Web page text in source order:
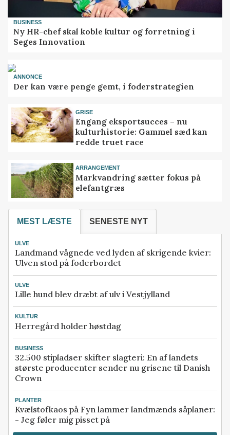
BUSINESS
Ny HR-chef skal koble kultur og forretning i
Seges Innovation
ANNONCE
Der kan være penge gemt, i foderstrategien
GRISE
Engang eksportsucces – nu
kulturhistorie: Gammel sæd kan
redde truet race
ARRANGEMENT
Markvandring sætter fokus på
elefantgræs
MEST LÆSTE SENESTE NYT
ULVE
Landmand vågnede ved lyden af skrigende kvier:
Ulven stod på foderbordet
ULVE
Lille hund blev dræbt af ulv i Vestjylland
KULTUR
Herregård holder høstdag
BUSINESS
32.500 stipladser skifter slagteri: En af landets
største producenter sender nu grisene til Danish
Crown
PLANTER
Kvælstofkaos på Fyn lammer landmænds såplaner:
- Jeg føler mig pisset på